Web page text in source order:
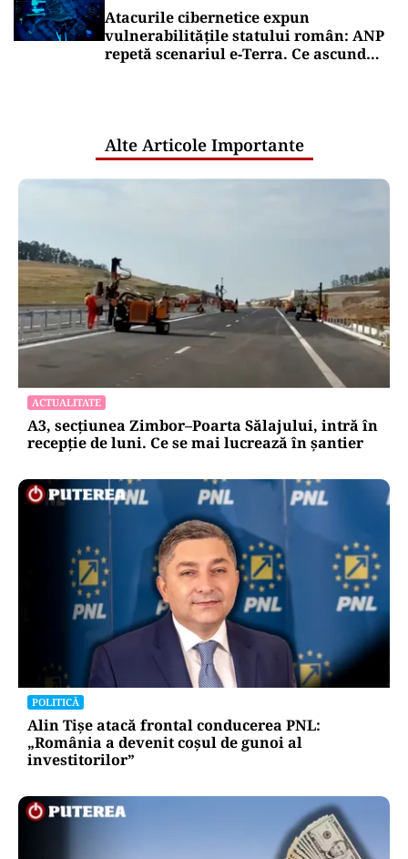
Atacurile cibernetice expun
vulnerabilitățile statului român: ANP
repetă scenariul e‑Terra. Ce ascund
Alte Articole Importante
ACTUALITATE
A3, secțiunea Zimbor–Poarta Sălajului, intră în
recepție de luni. Ce se mai lucrează în șantier
POLITICĂ
Alin Tișe atacă frontal conducerea PNL:
„România a devenit coșul de gunoi al
investitorilor”